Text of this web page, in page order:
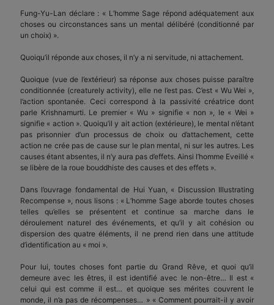
Fung-Yu-Lan déclare : « L’homme Sage répond adéquatement aux
choses ou circonstances sans un mental délibéré (conditionné par
un choix) ».
Quoiqu’il réponde aux choses, il n’y a ni servitude, ni attachement.
Quoique (vue de l’extérieur) sa réponse aux choses puisse paraître
conditionnée (creaturely activity), elle ne l’est pas. C’est « Wu Wei »,
l’action spontanée. Ceci correspond à la passivité créatrice dont
parle Krishnamurti. Le premier « Wu » signifie « non », le « Wei »
signifie « action ». Quoiqu’il y ait action (extérieure), le mental n’étant
pas prisonnier d’un processus de choix ou d’attachement, cette
action ne crée pas de cause sur le plan mental, ni sur les autres. Les
causes étant absentes, il n’y aura pas d’effets. Ainsi l’homme Eveillé «
se libère de la roue bouddhiste des causes et des effets ».
Dans l’ouvrage fondamental de Hui Yuan, « Discussion Illustrating
Recompense », nous lisons : « L’homme Sage aborde toutes choses
telles qu’elles se présentent et continue sa marche dans le
déroulement naturel des événements, et qu’il y ait cohésion ou
dispersion des quatre éléments, il ne prend rien dans une attitude
d’identification au « moi ».
Pour lui, toutes choses font partie du Grand Rêve, et quoi qu’il
demeure avec les êtres, il est identifié avec le non-être… Il est «
celui qui est comme il est… et quoique ses mérites couvrent le
monde, il n’a pas de récompenses… » « Comment pourrait-il y avoir